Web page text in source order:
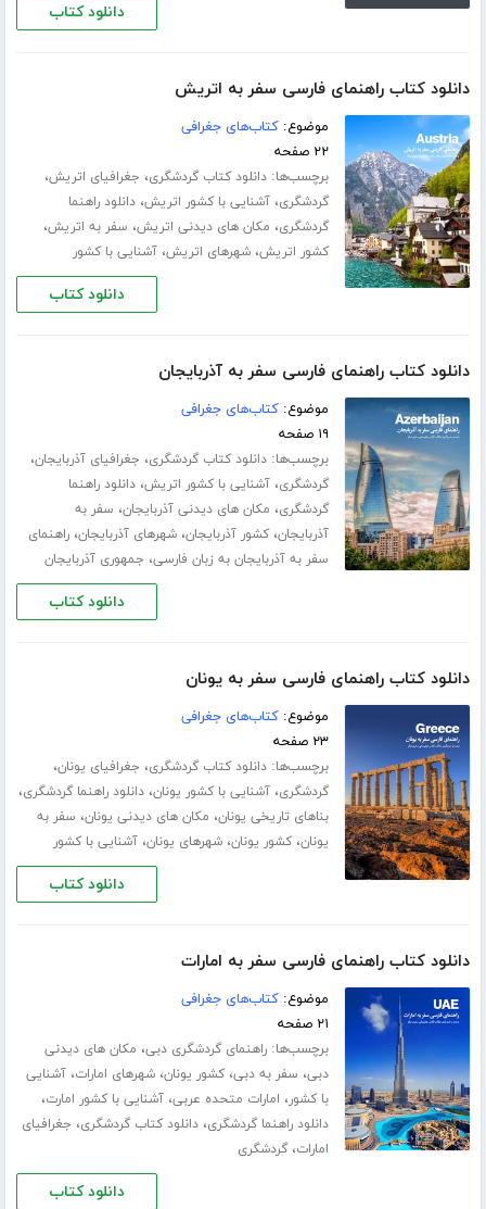
دانلود کتاب
دانلود کتاب راهنمای فارسی سفر به اتریش
موضوع:کتاب‌های جغرافی
۲۲ صفحه
برچسب‌ها:دانلود کتاب گردشگری، جغرافیای اتریش،
گردشگری،آشنایی با کشور اتریش،دانلود راهنما
گردشگری، مکان های دیدنی اتریش، سفر به اتریش،
کشور اتریش،شهرهای اتریش،آشنایی با کشور
دانلود کتاب
دانلود کتاب راهنمای فارسی سفر به آذربایجان
موضوع:کتاب‌های جغرافی
۱۹ صفحه
برچسب‌ها:دانلود کتاب گردشگری، جغرافیای آذربایجان،
گردشگری،آشنایی با کشور اتریش،دانلود راهنما
گردشگری، مکان های دیدنی آذربایجان، سفر به
آذربایجان،کشور آذربایجان،شهرهای آذربایجان،راهنمای
سفر به آذربایجان به زبان فارسی، جمهوری آذربایجان
دانلود کتاب
دانلود کتاب راهنمای فارسی سفر به یونان
موضوع:کتاب‌های جغرافی
۲۳ صفحه
برچسب‌ها:دانلود کتاب گردشگری، جغرافیای یونان،
گردشگری،آشنایی با کشور یونان،دانلود راهنما گردشگری،
بناهای تاریخی یونان، مکان های دیدنی یونان، سفر به
یونان،کشور یونان،شهرهای یونان،آشنایی با کشور
دانلود کتاب
دانلود کتاب راهنمای فارسی سفر به امارات
موضوع:کتاب‌های جغرافی
۲۱ صفحه
برچسب‌ها:راهنمای گردشگری دبی، مکان های دیدنی
دبی، سفر به دبی،کشور یونان،شهرهای امارات،آشنایی
با کشور، امارات متحده عربی،آشنایی با کشور امارت،
دانلود راهنما گردشگری،دانلود کتاب گردشگری، جغرافیای
امارات،گردشگری
دانلود کتاب